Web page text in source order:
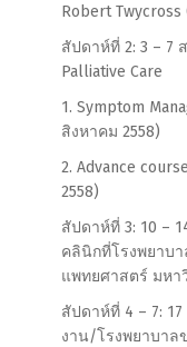
Robert
สัปดาห์ที่ 2: 3 – 7
Palliative Care
1. Symptom
สิงหาคม 2558)
2. Advance
2558)
สัปดาห์ที่ 3: 10 –
คลินิกที่โรงพยาบ
แพทยศาสตร์ มหา
สัปดาห์ที่ 4 – 7:
งาน/โรงพยาบาล